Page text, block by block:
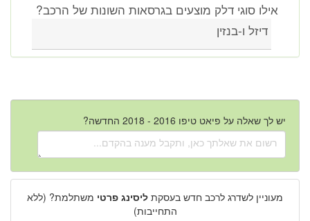
אילו סוגי דלק מוצעים בגרסאות השונות של הרכב?
דיזל ו-בנזין
יש לך שאלה על פיאט טיפו 2016 - 2018 החדשה?
מעוניין לשדרג לרכב חדש בעסקת ליסינג פרטי משתלמת? (ללא
התחייבות)